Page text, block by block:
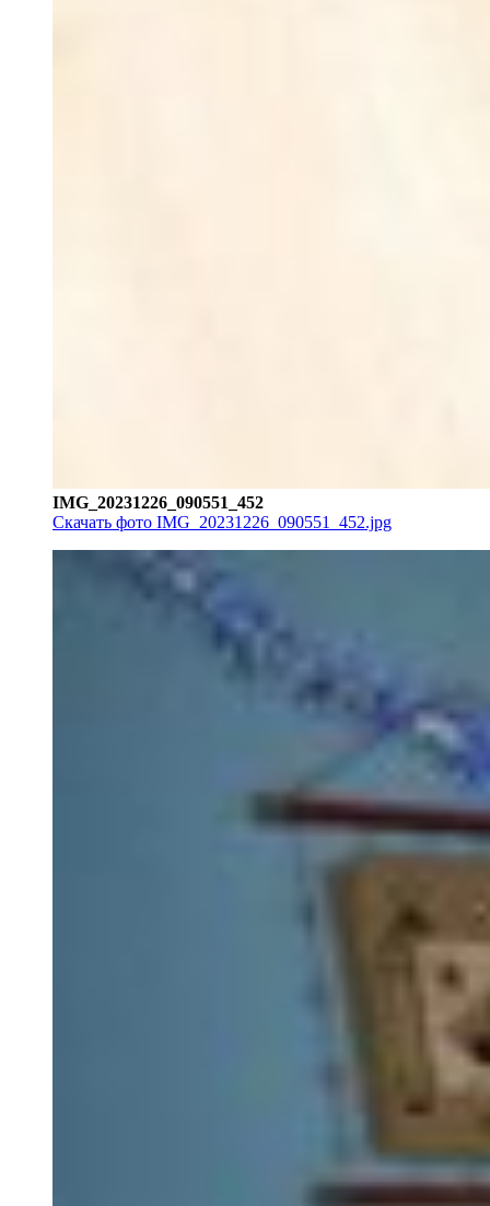
IMG_20231226_090551_452
Скачать фото IMG_20231226_090551_452.jpg